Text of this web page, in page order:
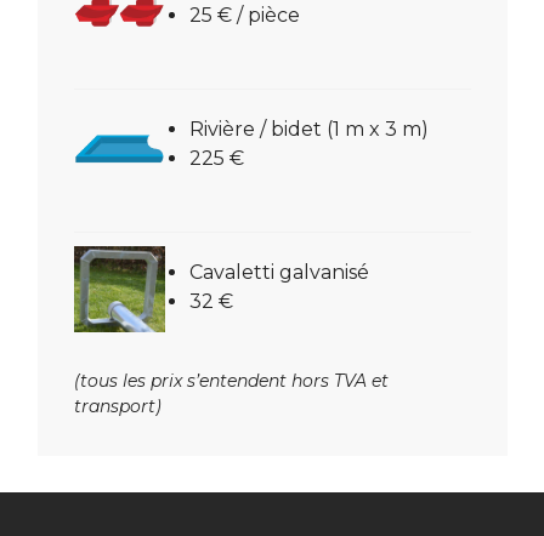
25 € / pièce
Rivière / bidet (1 m x 3 m)
225 €
Cavaletti galvanisé
32 €
(tous les prix s’entendent hors TVA et
transport)